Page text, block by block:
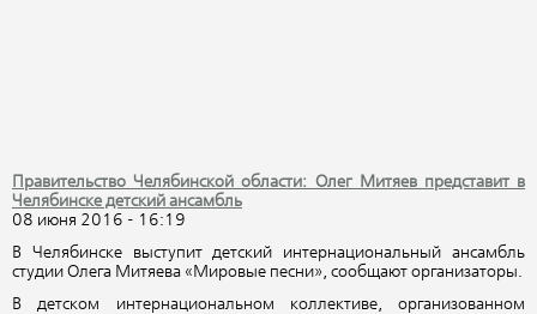
Правительство Челябинской области: Олег Митяев представит в
Челябинске детский ансамбль
08 июня 2016 - 16:19
В Челябинске выступит детский интернациональный ансамбль
студии Олега Митяева «Мировые песни», сообщают организаторы.
В детском интернациональном коллективе, организованном